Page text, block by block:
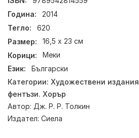
Година:
2014
Тегло:
620
Размер:
16,5 х 23 см
Корици:
Меки
Език:
Български
Категории: Художествени издания
фентъзи. Хорър
Автор: Дж. Р. Р. Толкин
Издател: Сиела